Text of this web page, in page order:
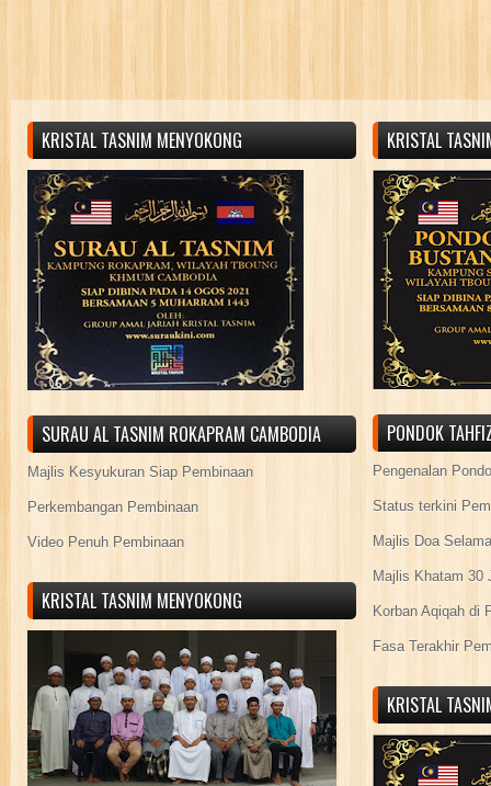
KRISTAL TASNIM MENYOKONG
SURAU AL TASNIM ROKAPRAM CAMBODIA
Majlis Kesyukuran Siap Pembinaan
Perkembangan Pembinaan
Video Penuh Pembinaan
KRISTAL TASNIM MENYOKONG
KRISTAL
PONDOK
Pengenalan
Status terkini
Majlis Doa
Majlis Khatam 30
Korban Aqiqah di
Fasa Terakhir
KRISTAL